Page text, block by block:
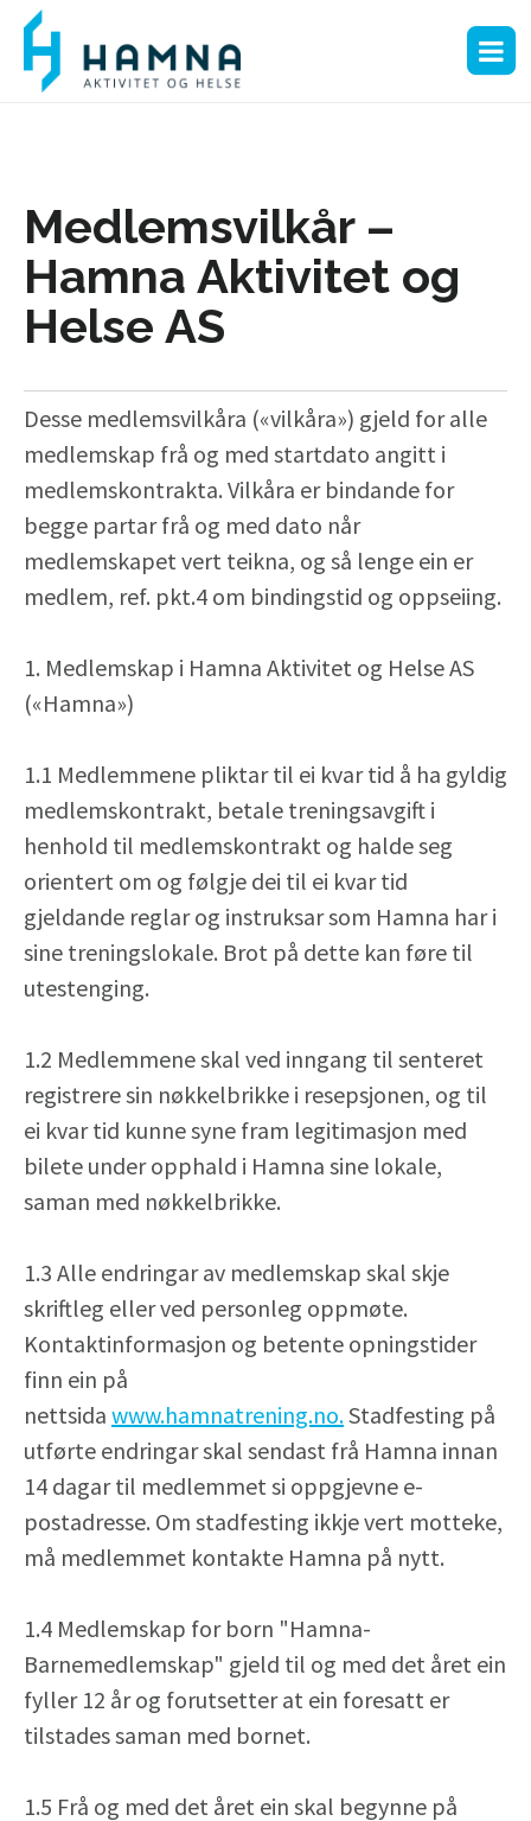
Medlemsvilkår –
Hamna Aktivitet og
Helse AS
Desse medlemsvilkåra («vilkåra») gjeld for alle
medlemskap frå og med startdato angitt i
medlemskontrakta. Vilkåra er bindande for
begge partar frå og med dato når
medlemskapet vert teikna, og så lenge ein er
medlem, ref. pkt.4 om bindingstid og oppseiing.
1. Medlemskap i Hamna Aktivitet og Helse AS
(«Hamna»)
1.1 Medlemmene pliktar til ei kvar tid å ha gyldig
medlemskontrakt, betale treningsavgift i
henhold til medlemskontrakt og halde seg
orientert om og følgje dei til ei kvar tid
gjeldande reglar og instruksar som Hamna har i
sine treningslokale. Brot på dette kan føre til
utestenging.
1.2 Medlemmene skal ved inngang til senteret
registrere sin nøkkelbrikke i resepsjonen, og til
ei kvar tid kunne syne fram legitimasjon med
bilete under opphald i Hamna sine lokale,
saman med nøkkelbrikke.
1.3 Alle endringar av medlemskap skal skje
skriftleg eller ved personleg oppmøte.
Kontaktinformasjon og betente opningstider
finn ein på
nettsida www.hamnatrening.no.Stadfesting på
utførte endringar skal sendast frå Hamna innan
14 dagar til medlemmet si oppgjevne e-
postadresse. Om stadfesting ikkje vert motteke,
må medlemmet kontakte Hamna på nytt.
1.4 Medlemskap for born "Hamna-
Barnemedlemskap" gjeld til og med det året ein
fyller 12 år og forutsetter at ein foresatt er
tilstades saman med bornet.
1.5 Frå og med det året ein skal begynne på